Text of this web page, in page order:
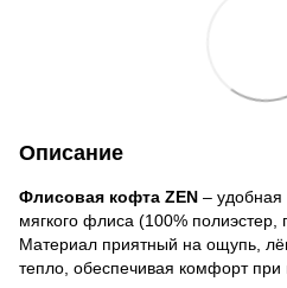
Описание
Флисовая кофта ZEN – удобная
мягкого флиса (100% полиэстер,
Материал приятный на ощупь,
тепло, обеспечивая комфорт при